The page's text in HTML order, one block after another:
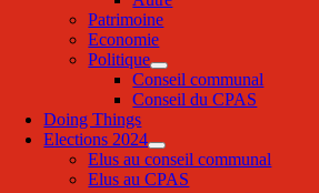
Patrimoine
Economie
Politique
Conseil communal
Conseil du CPAS
Doing Things
Elections 2024
Elus au conseil communal
Elus au CPAS